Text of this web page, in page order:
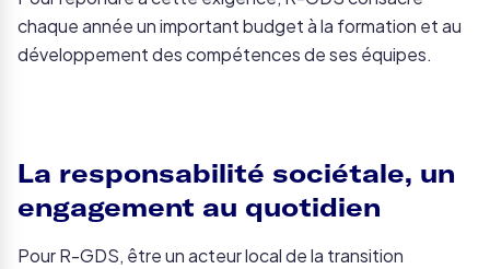
chaque année un important budget à la formation et au
développement des compétences de ses équipes.
La responsabilité sociétale, un
engagement au quotidien
Pour R-GDS, être un acteur local de la transition